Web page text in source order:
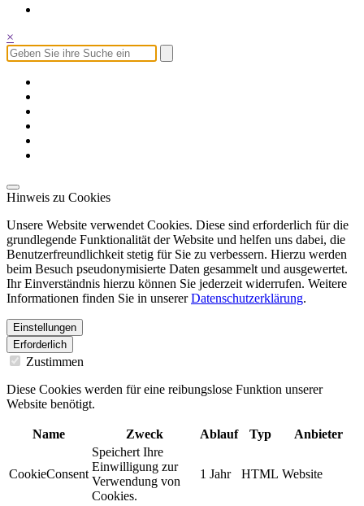
×
Hinweis zu Cookies
Unsere Website verwendet Cookies. Diese sind erforderlich für die
grundlegende Funktionalität der Website und helfen uns dabei, die
Benutzerfreundlichkeit stetig für Sie zu verbessern. Hierzu werden
beim Besuch pseudonymisierte Daten gesammelt und ausgewertet.
Ihr Einverständnis hierzu können Sie jederzeit widerrufen. Weitere
Informationen finden Sie in unsererDatenschutzerklärung.
Einstellungen
Erforderlich
Zustimmen
Diese Cookies werden für eine reibungslose Funktion unserer
Website benötigt.
Name Zweck Ablauf Typ Anbieter
CookieConsent
Speichert Ihre
Einwilligung zur
Verwendung von
Cookies.
1 Jahr HTML Website